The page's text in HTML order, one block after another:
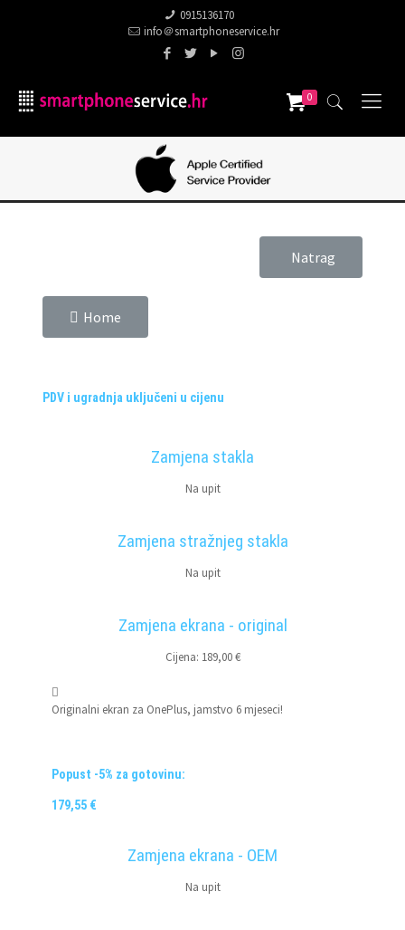
0915136170
info＠smartphoneservice.hr
0
Natrag
Home
PDV i ugradnja uključeni u cijenu
Zamjena stakla
Na upit
Zamjena stražnjeg stakla
Na upit
Zamjena ekrana - original
Cijena: 189,00 €
Originalni ekran za OnePlus, jamstvo 6 mjeseci!
Popust -5% za gotovinu:
179,55 €
Zamjena ekrana - OEM
Na upit